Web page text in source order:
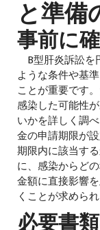
と準備
事前に
B型肝炎訴訟を
ような条件や基
ことが重要です
感染した可能性
いかを詳しく調
金の申請期限が
期限内に該当す
に、感染からど
金額に直接影響
くことが求められ
必要書